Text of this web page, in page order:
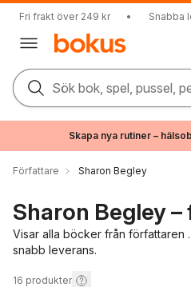
Fri frakt över 249 kr • Snabba
Sök bok, spel, pussel,
Skapa nya rutiner –
Författare Sharon Begley
Sharon Begley
Visar alla böcker från författaren
snabb leverans.
16 produkter